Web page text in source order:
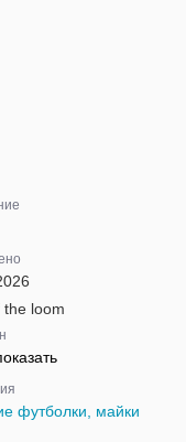
the loom
футболки, майки